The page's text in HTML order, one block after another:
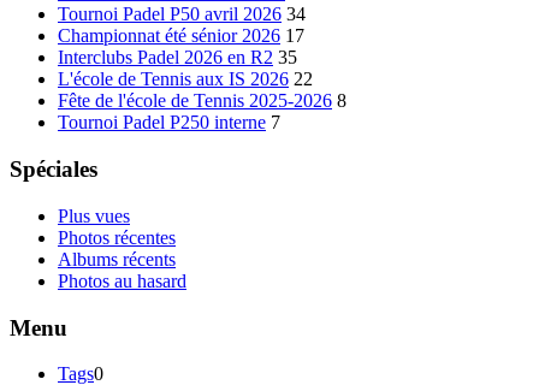
Tournoi Padel P50 avril 2026 34
Championnat été sénior 2026 17
Interclubs Padel 2026 en R2 35
L'école de Tennis aux IS 2026 22
Fête de l'école de Tennis 2025-2026 8
Tournoi Padel P250 interne 7
Spéciales
Plus vues
Photos récentes
Albums récents
Photos au hasard
Menu
Tags0